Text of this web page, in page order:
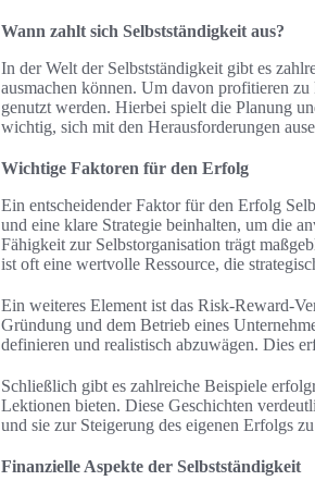
Wann zahlt sich Selbstständigkeit aus?
In der Welt der Selbstständigkeit gibt es
ausmachen können. Um davon profitieren
genutzt werden. Hierbei spielt die Planung
wichtig, sich mit den Herausforderungen
Wichtige Faktoren für den Erfolg
Ein entscheidender Faktor für den Erfolg
und eine klare Strategie beinhalten, um die
Fähigkeit zur Selbstorganisation trägt
ist oft eine wertvolle Ressource, die
Ein weiteres Element ist das Risk-Reward-
Gründung und dem Betrieb eines
definieren und realistisch abzuwägen. Dies
Schließlich gibt es zahlreiche Beispiele
Lektionen bieten. Diese Geschichten
und sie zur Steigerung des eigenen Erfolgs
Finanzielle Aspekte der Selbstständigkeit